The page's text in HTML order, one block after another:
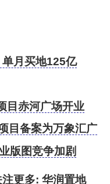
月买地125亿
目赤河广场开业
目备案为万象汇广
版图竞争加剧
更多: 华润置地